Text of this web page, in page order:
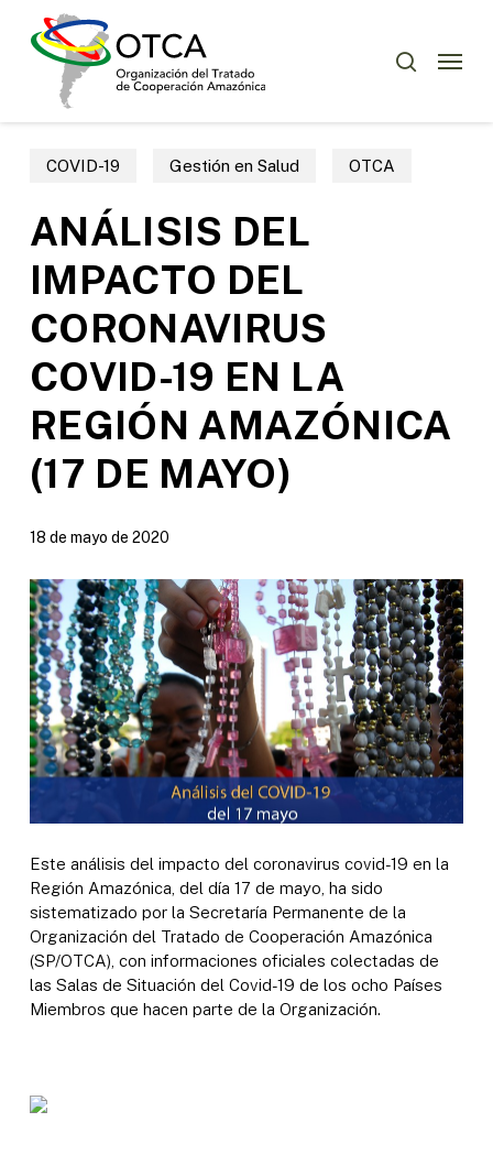
Menu
COVID-19 Gestión en Salud OTCA
ANÁLISIS DEL
IMPACTO DEL
CORONAVIRUS
COVID-19 EN LA
REGIÓN AMAZÓNICA
(17 DE MAYO)
18 de mayo de 2020
Este análisis del impacto del coronavirus covid-19 en la
Región Amazónica, del día 17 de mayo, ha sido
sistematizado por la Secretaría Permanente de la
Organización del Tratado de Cooperación Amazónica
(SP/OTCA), con informaciones oficiales colectadas de
las Salas de Situación del Covid-19 de los ocho Países
Miembros que hacen parte de la Organización.